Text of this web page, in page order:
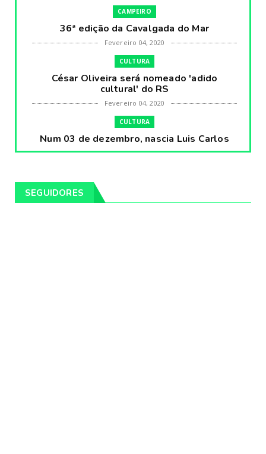
CAMPEIRO
36ª edição da Cavalgada do Mar
Fevereiro 04, 2020
CULTURA
César Oliveira será nomeado 'adido
cultural' do RS
Fevereiro 04, 2020
CULTURA
Num 03 de dezembro, nascia Luis Carlos
Prestes, o Cavaleiro ...
Pintores da Temática Gauchesca - parte
SEGUIDORES